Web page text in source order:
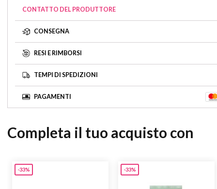
CONTATTO DEL PRODUTTORE
CONSEGNA
RESI E RIMBORSI
TEMPI DI SPEDIZIONI
PAGAMENTI
Completa il tuo acquisto con
-33% -33%